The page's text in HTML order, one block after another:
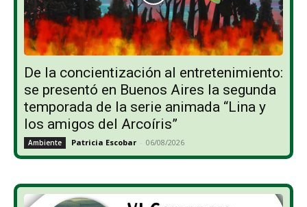
De la concientización al entretenimiento:
se presentó en Buenos Aires la segunda
temporada de la serie animada “Lina y
los amigos del Arcoíris”
Ambiente Patricia Escobar - 06/08/2026